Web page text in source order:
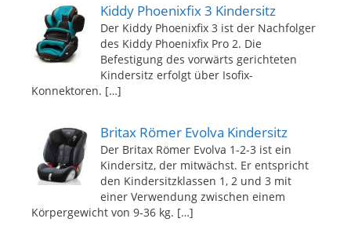
Kiddy Phoenixfix 3 Kindersitz
Der Kiddy Phoenixfix 3 ist der Nachfolger
des Kiddy Phoenixfix Pro 2. Die
Befestigung des vorwärts gerichteten
Kindersitz erfolgt über Isofix-
Konnektoren. […]
Britax Römer Evolva Kindersitz
Der Britax Römer Evolva 1-2-3 ist ein
Kindersitz, der mitwächst. Er entspricht
den Kindersitzklassen 1, 2 und 3 mit
einer Verwendung zwischen einem
Körpergewicht von 9-36 kg. […]